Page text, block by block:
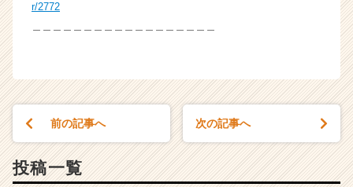
r/2772
前の記事へ 次の記事へ
投稿一覧